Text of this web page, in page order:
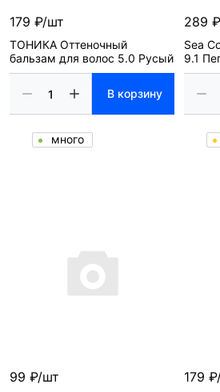
179 ₽/шт
ТОНИКА Оттеночный
бальзам для волос 5.0 Русый
В корзину
много
289
Sea
9.1
99 ₽/шт 179